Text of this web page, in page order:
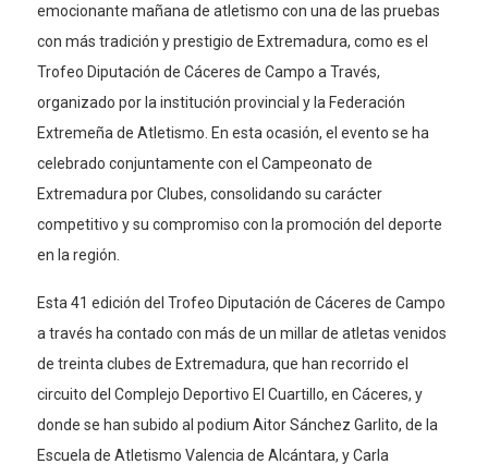
emocionante mañana de atletismo con una de las pruebas
con más tradición y prestigio de Extremadura, como es el
Trofeo Diputación de Cáceres de Campo a Través,
organizado por la institución provincial y la Federación
Extremeña de Atletismo. En esta ocasión, el evento se ha
celebrado conjuntamente con el Campeonato de
Extremadura por Clubes, consolidando su carácter
competitivo y su compromiso con la promoción del deporte
en la región.
Esta 41 edición del Trofeo Diputación de Cáceres de Campo
a través ha contado con más de un millar de atletas venidos
de treinta clubes de Extremadura, que han recorrido el
circuito del Complejo Deportivo El Cuartillo, en Cáceres, y
donde se han subido al podium Aitor Sánchez Garlito, de la
Escuela de Atletismo Valencia de Alcántara, y Carla